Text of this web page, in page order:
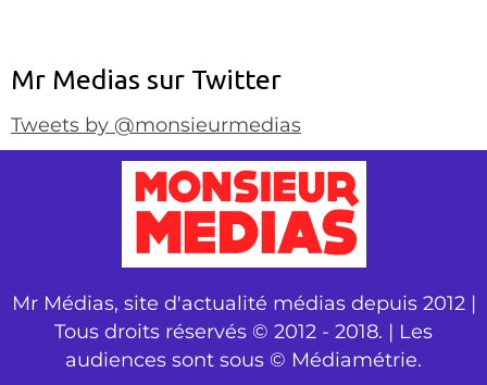
Mr Medias sur Twitter
Tweets by @monsieurmedias
Mr Médias, site d'actualité médias depuis 2012 |
Tous droits réservés © 2012 - 2018. | Les
audiences sont sous © Médiamétrie.